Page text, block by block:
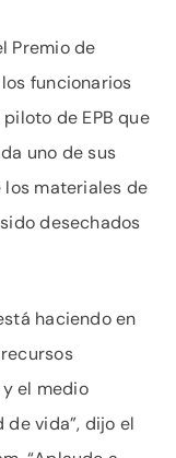
Premio de
funcionarios
de EPB que
uno de sus
materiales de
desechados
haciendo en
el medio
vida”, dijo el